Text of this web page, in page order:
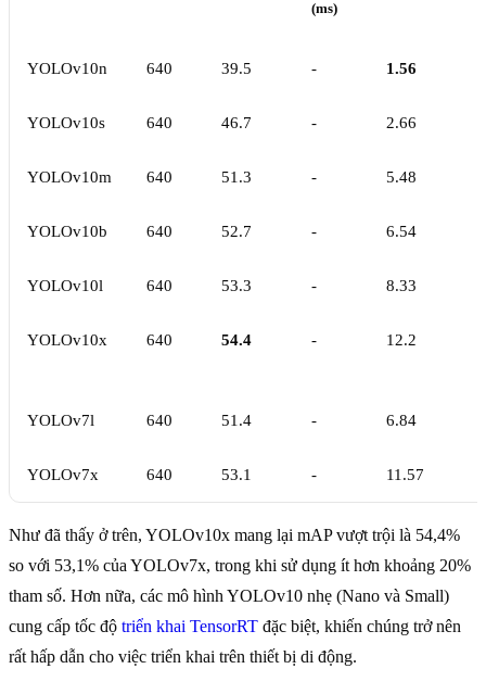
(ms)
YOLOv10n 640 39.5 - 1.56
YOLOv10s 640 46.7 - 2.66
YOLOv10m 640 51.3 - 5.48
YOLOv10b 640 52.7 - 6.54
YOLOv10l 640 53.3 - 8.33
YOLOv10x 640 54.4 - 12.2
YOLOv7l 640 51.4 - 6.84
YOLOv7x 640 53.1 - 11.57
Như đã thấy ở trên, YOLOv10x mang lại mAP vượt trội là 54,4%
so với 53,1% của YOLOv7x, trong khi sử dụng ít hơn khoảng 20%
tham số. Hơn nữa, các mô hình YOLOv10 nhẹ (Nano và Small)
cung cấp tốc độ triển khai TensorRT đặc biệt, khiến chúng trở nên
rất hấp dẫn cho việc triển khai trên thiết bị di động.